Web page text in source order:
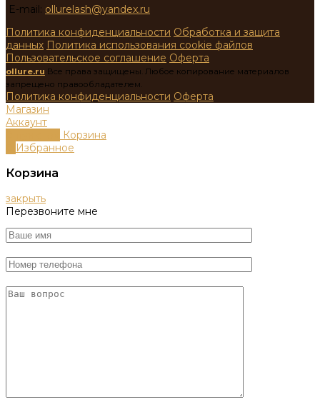
E-mail: ollurelash@yandex.ru
Политика конфиденциальности Обработка и защита
данных Политика использования cookie файлов
Пользовательское соглашение Оферта
ollure.ru Все права защищены. Любое копирование материалов
запрещено правообладателем.
Политика конфиденциальности Оферта
Магазин
Аккаунт
Корзина
Избранное
Корзина
закрыть
Перезвоните мне